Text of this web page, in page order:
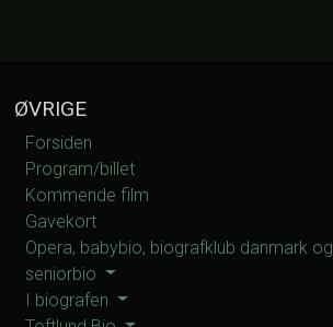
ØVRIGE
Forsiden
Program/billet
Kommende film
Gavekort
Opera, babybio, biografklub danmark og
seniorbio
I biografen